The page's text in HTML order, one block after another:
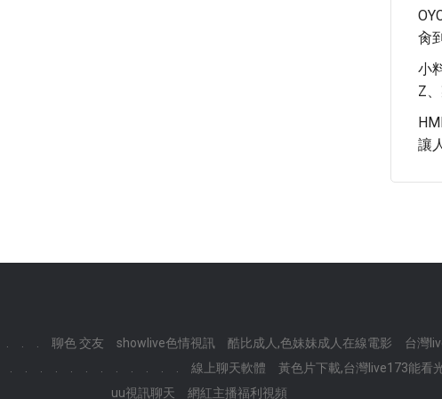
肏
小
Z
讓
聊色 交友 showlive色情視訊 酷比成人,色妹妹成人在線電影 台灣
線上聊天軟體 黃色片下載,台灣live173能看
uu視訊聊天
網紅主播福利視頻